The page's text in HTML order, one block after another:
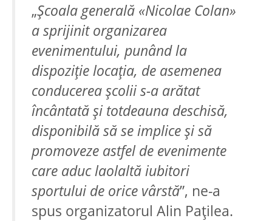
„Școala generală «Nicolae Colan»
a sprijinit organizarea
evenimentului, punând la
dispoziție locația, de asemenea
conducerea școlii s-a arătat
încântată și totdeauna deschisă,
disponibilă să se implice și să
promoveze astfel de evenimente
care aduc laolaltă iubitori
sportului de orice vârstă”, ne-a
spus organizatorul Alin Pațilea.